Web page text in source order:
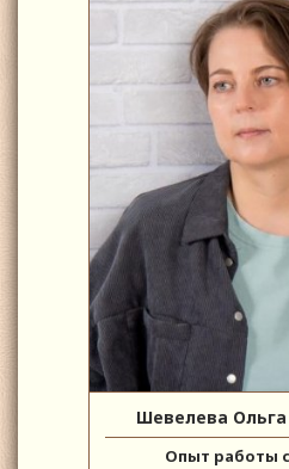
Шевелева
Опыт работы с